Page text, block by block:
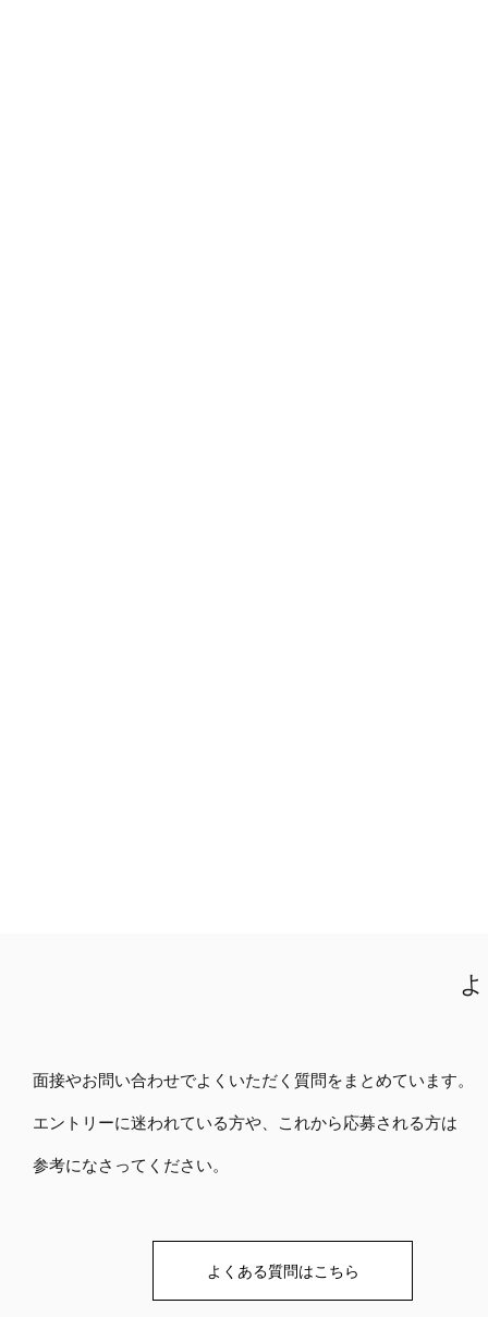
面接やお問い合わせでよくいただく質問をまとめています。
エントリーに迷われている方や、これから応募される方は
​参考になさってください。
よくある質問はこちら